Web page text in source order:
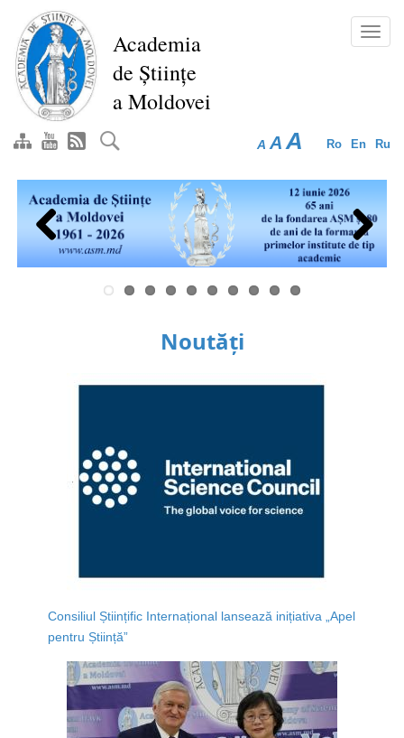
conţinutul
principal
Academia
de Științe
a Moldovei
Ro En Ru
A A A
Previous Next
Noutăți
Consiliul Științific Internațional lansează inițiativa „Apel
pentru Știință”